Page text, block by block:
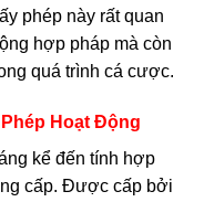
phép này rất quan
hợp pháp mà còn
quá trình cá cược.
Hoạt Động
kể đến tính hợp
cấp. Được cấp bởi